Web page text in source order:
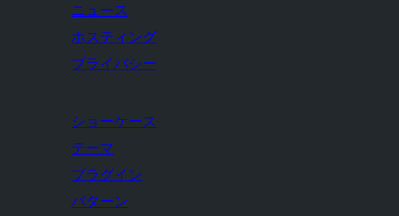
ニュース
ホスティング
プライバシー
ショーケース
テーマ
プラグイン
パターン